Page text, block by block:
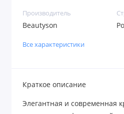
Производитель
Beautyson
Все характеристики
Краткое описание
Элегантная и современная